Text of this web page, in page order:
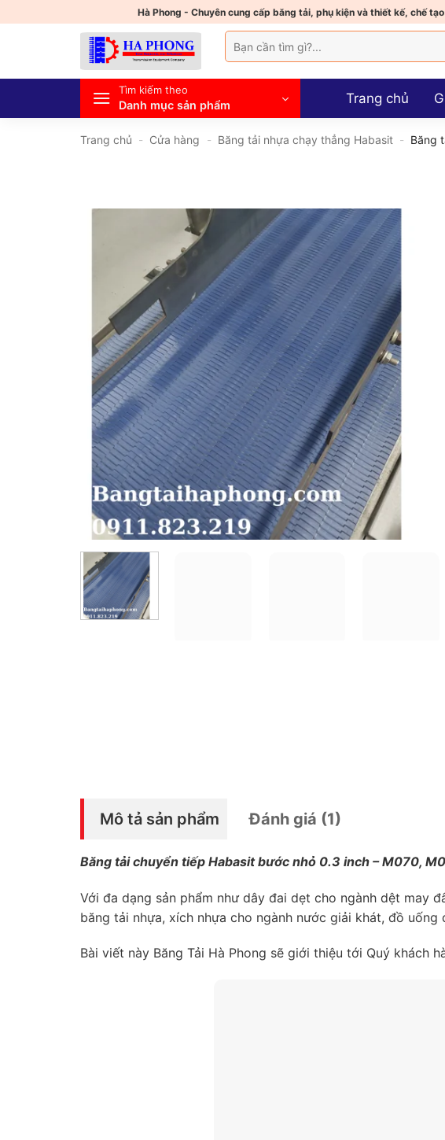
qua
Hà Phong - Chuyên cung cấp băng tải, phụ kiện và thiết kế, chế
kiếm:
Tìm kiếm theo
Danh mục sản phẩm Trang chủ
Trang chủ - Cửa hàng - Băng tải nhựa chạy thẳng Habasit - Băng
Mô tả sản phẩm Đánh giá (1)
Băng tải chuyển tiếp Habasit bước nhỏ 0.3 inch – M070,
Với đa dạng sản phẩm như dây đai dẹt cho ngành dệt may
băng tải nhựa, xích nhựa cho ngành nước giải khát, đồ uống
Bài viết này Băng Tải Hà Phong sẽ giới thiệu tới Quý